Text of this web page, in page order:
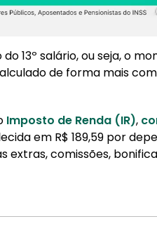
13º salário, ou seja, o
de forma mais
Imposto de Renda (IR),
em R$ 189,59 por
extras, comissões,